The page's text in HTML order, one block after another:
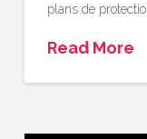
plans de
Read More